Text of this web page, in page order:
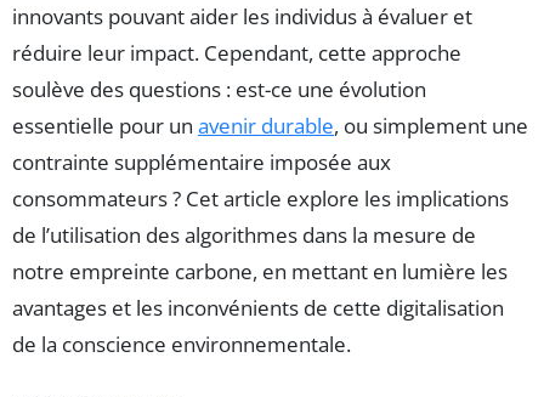
innovants pouvant aider les individus à évaluer et
réduire leur impact. Cependant, cette approche
soulève des questions : est-ce une évolution
essentielle pour un avenir durable, ou simplement une
contrainte supplémentaire imposée aux
consommateurs ? Cet article explore les implications
de l’utilisation des algorithmes dans la mesure de
notre empreinte carbone, en mettant en lumière les
avantages et les inconvénients de cette digitalisation
de la conscience environnementale.